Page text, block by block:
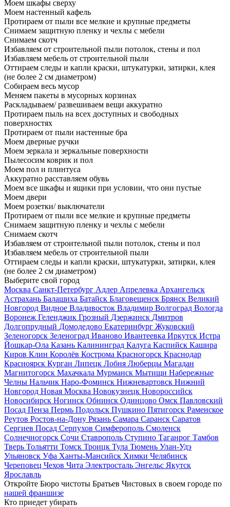
Моем шкафы сверху
Моем настенный кафель
Протираем от пыли все мелкие и крупные предметы
Снимаем защитную пленку и чехлы с мебели
Снимаем скотч
Избавляем от строительной пыли потолок, стены и пол
Избавляем мебель от строительной пыли
Оттираем следы и капли краски, штукатурки, затирки, клея
(не более 2 см диаметром)
Собираем весь мусор
Меняем пакеты в мусорных корзинах
Раскладываем/ развешиваем вещи аккуратно
Протираем пыль на всех доступных и свободных
поверхностях
Протираем от пыли настенные бра
Моем дверные ручки
Моем зеркала и зеркальные поверхности
Пылесосим коврик и пол
Моем пол и плинтуса
Аккуратно расставляем обувь
Моем все шкафы и ящики при условии, что они пустые
Моем двери
Моем розетки/ выключатели
Протираем от пыли все мелкие и крупные предметы
Снимаем защитную пленку и чехлы с мебели
Снимаем скотч
Избавляем от строительной пыли потолок, стены и пол
Избавляем мебель от строительной пыли
Оттираем следы и капли краски, штукатурки, затирки, клея
(не более 2 см диаметром)
Выберите свой город
Москва Санкт-Петербург Адлер Апрелевка Архангельск
Астрахань Балашиха Батайск Благовещенск Брянск Великий
Новгород Видное Владивосток Владимир Волгоград Вологда
Воронеж Геленджик Грозный Дзержинск Дмитров
Долгопрудный Домодедово Екатеринбург Жуковский
Зеленогорск Зеленоград Иваново Ивантеевка Иркутск Истра
Йошкар-Ола Казань Калининград Калуга Каспийск Кашира
Киров Клин Королёв Кострома Красногорск Краснодар
Красноярск Курган Липецк Лобня Люберцы Магадан
Магнитогорск Махачкала Мурманск Мытищи Набережные
Челны Нальчик Наро-Фоминск Нижневартовск Нижний
Новгород Новая Москва Новокузнецк Новороссийск
Новосибирск Ногинск Обнинск Одинцово Омск Павловский
Посад Пенза Пермь Подольск Пушкино Пятигорск Раменское
Реутов Ростов-на-Дону Рязань Самара Саранск Саратов
Сергиев Посад Серпухов Симферополь Смоленск
Солнечногорск Сочи Ставрополь Ступино Таганрог Тамбов
Тверь Тольятти Томск Троицк Тула Тюмень Улан-Удэ
Ульяновск Уфа Ханты-Мансийск Химки Челябинск
Череповец Чехов Чита Электросталь Энгельс Якутск
Ярославль
Откройте Бюро чистоты Братьев Чистовых в своем городе по
нашей франшизе
Кто приедет убирать